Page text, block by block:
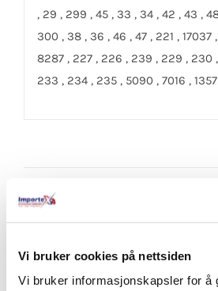
Vi bruker cookies på nettsiden
Vi bruker informasjonskapsler for å
, 29 , 299 , 45 , 33 , 34 , 42 , 43 ,
300 , 38 , 36 , 46 , 47 , 221 ,
8287 , 227 , 226 , 239 , 229 , 230
233 , 234 , 235 , 5090 , 7016 ,
Pin This Product